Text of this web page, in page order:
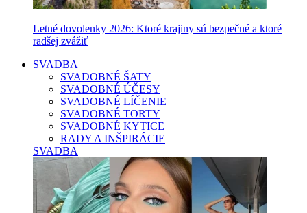
Letné dovolenky 2026: Ktoré krajiny sú bezpečné a ktoré
radšej zvážiť
SVADBA
SVADOBNÉ ŠATY
SVADOBNÉ ÚČESY
SVADOBNÉ LÍČENIE
SVADOBNÉ TORTY
SVADOBNÉ KYTICE
RADY A INŠPIRÁCIE
SVADBA